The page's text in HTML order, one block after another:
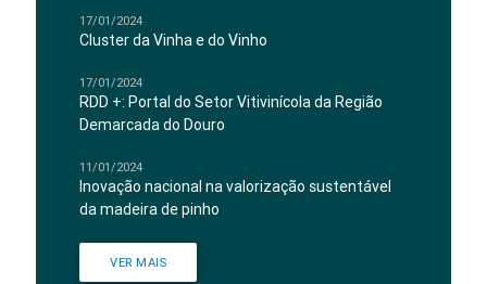
17/01/2024
Cluster da Vinha e do Vinho
17/01/2024
RDD +: Portal do Setor Vitivinícola da Região
Demarcada do Douro
11/01/2024
Inovação nacional na valorização sustentável
da madeira de pinho
VER MAIS